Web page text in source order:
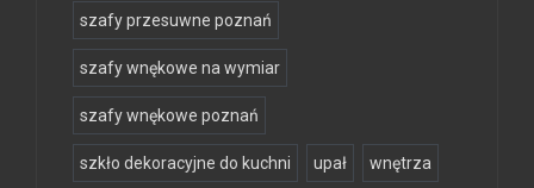
szafy przesuwne poznań
szafy wnękowe na wymiar
szafy wnękowe poznań
szkło dekoracyjne do kuchni upał wnętrza